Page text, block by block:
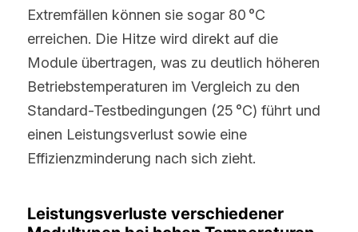
Extremfällen können sie sogar 80 °C
erreichen. Die Hitze wird direkt auf die
Module übertragen, was zu deutlich höheren
Betriebstemperaturen im Vergleich zu den
Standard-Testbedingungen (25 °C) führt und
einen Leistungsverlust sowie eine
Effizienzminderung nach sich zieht.